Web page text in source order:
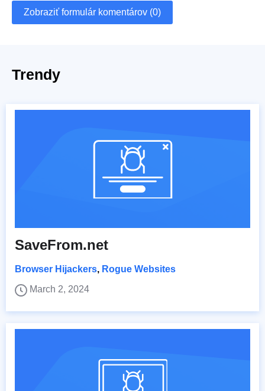
Zobraziť formulár komentárov (0)
Trendy
SaveFrom.net
Browser Hijackers, Rogue Websites
March 2, 2024